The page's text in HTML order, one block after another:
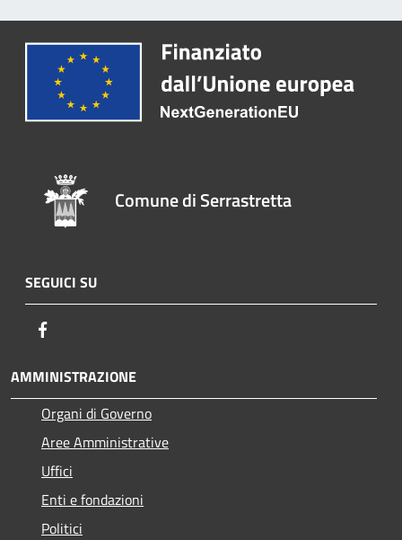
Comune di Serrastretta
SEGUICI SU
AMMINISTRAZIONE
Organi di Governo
Aree Amministrative
Uffici
Enti e fondazioni
Politici